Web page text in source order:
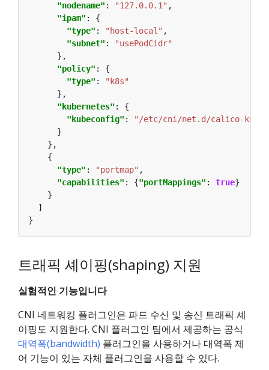
"nodename" : "127.0.0.1"
"ipam"
"type" : "host-local"
"subnet" :
"usePodCidr"
"policy"
"type" :
"k8s"
"kubernetes"
"kubeconfig" :
"/etc/cni/net.d/calico-
"type" : "portmap"
"capabilities" : {"portMappings" : true
트래픽 셰이핑(shaping) 지원
실험적인 기능입니다
CNI 네트워킹 플러그인은 파드 수신 및 송신 트래픽 셰
이핑도 지원한다. CNI 플러그인 팀에서 제공하는 공식
대역폭(bandwidth) 플러그인을 사용하거나 대역폭 제
어 기능이 있는 자체 플러그인을 사용할 수 있다.